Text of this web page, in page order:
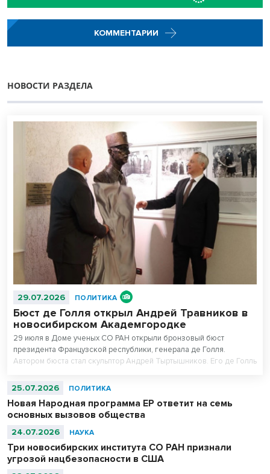
КОММЕНТАРИИ
НОВОСТИ РАЗДЕЛА
29.07.2026 ПОЛИТИКА
Бюст де Голля открыл Андрей Травников в
новосибирском Академгородке
29 июля в Доме ученых СО РАН открыли бронзовый бюст
президента Французской республики, генерала де Голля.
Автором бюста стал скульптор Андрей Тыртышников. Его де Голль
Центральном музее Великой Отечественной войны в Москве и
25.07.2026 ПОЛИТИКА
Новая Народная программа ЕР ответит на семь
основных вызовов общества
24.07.2026 НАУКА
Три новосибирских института СО РАН признали
угрозой нацбезопасности в США